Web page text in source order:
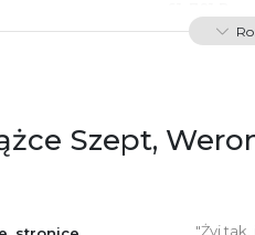
Polska
Szept,
"Żyj